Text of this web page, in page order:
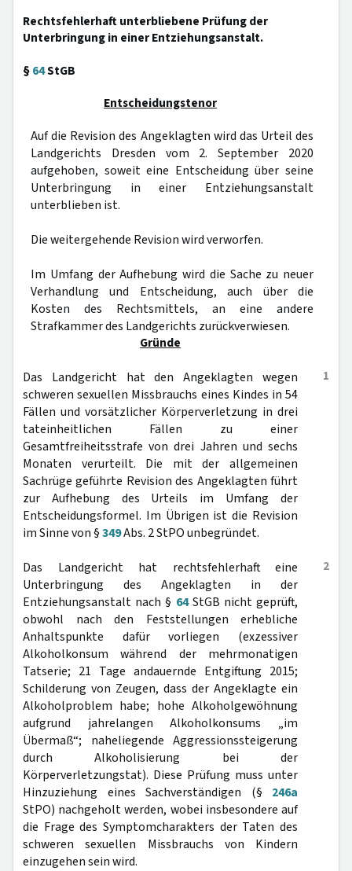
Rechtsfehlerhaft unterbliebene Prüfung der
Unterbringung in einer Entziehungsanstalt.
§64StGB
Entscheidungstenor
Auf die Revision des Angeklagten wird das Urteil des
Landgerichts Dresden vom 2. September 2020
aufgehoben, soweit eine Entscheidung über seine
Unterbringung in einer Entziehungsanstalt
unterblieben ist.
Die weitergehende Revision wird verworfen.
Im Umfang der Aufhebung wird die Sache zu neuer
Verhandlung und Entscheidung, auch über die
Kosten des Rechtsmittels, an eine andere
Strafkammer des Landgerichts zurückverwiesen.
Gründe
1
Das Landgericht hat den Angeklagten wegen
schweren sexuellen Missbrauchs eines Kindes in 54
Fällen und vorsätzlicher Körperverletzung in drei
tateinheitlichen Fällen zu einer
Gesamtfreiheitsstrafe von drei Jahren und sechs
Monaten verurteilt. Die mit der allgemeinen
Sachrüge geführte Revision des Angeklagten führt
zur Aufhebung des Urteils im Umfang der
Entscheidungsformel. Im Übrigen ist die Revision
im Sinne von §349Abs. 2 StPO unbegründet.
2
Das Landgericht hat rechtsfehlerhaft eine
Unterbringung des Angeklagten in der
Entziehungsanstalt nach § 64StGB nicht geprüft,
obwohl nach den Feststellungen erhebliche
Anhaltspunkte dafür vorliegen (exzessiver
Alkoholkonsum während der mehrmonatigen
Tatserie; 21 Tage andauernde Entgiftung 2015;
Schilderung von Zeugen, dass der Angeklagte ein
Alkoholproblem habe; hohe Alkoholgewöhnung
aufgrund jahrelangen Alkoholkonsums „im
Übermaß“; naheliegende Aggressionssteigerung
durch Alkoholisierung bei der
Körperverletzungstat). Diese Prüfung muss unter
Hinzuziehung eines Sachverständigen (§ 246a
StPO) nachgeholt werden, wobei insbesondere auf
die Frage des Symptomcharakters der Taten des
schweren sexuellen Missbrauchs von Kindern
einzugehen sein wird.